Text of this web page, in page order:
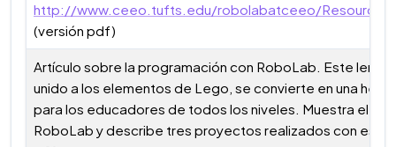
http://www.ceeo.tufts.edu/robolabatceeo/
(versión pdf)
Artículo sobre la programación con RoboLab. Este
unido a los elementos de Lego, se convierte en una
para los educadores de todos los niveles. Muestra el
RoboLab y describe tres proyectos realizados con